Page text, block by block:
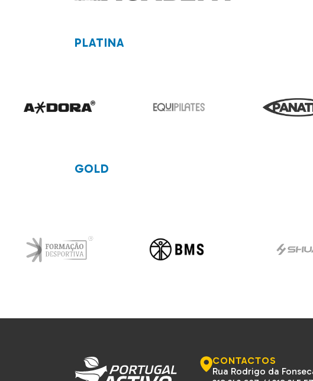
PLATINA
GOLD
CONTACTOS
Rua Rodrigo da